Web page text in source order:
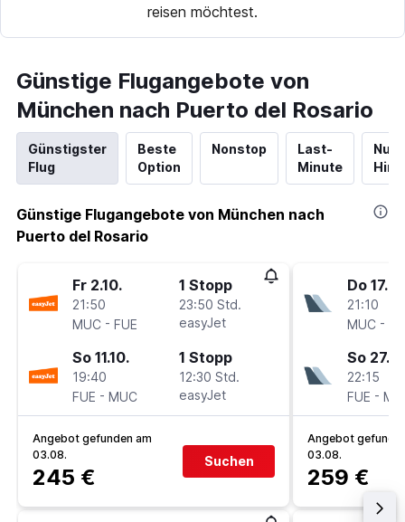
reisen möchtest.
Günstige Flugangebote von
München nach Puerto del Rosario
Günstigster
Flug
Beste
Option
Nonstop
Last-
Minute
Nur
Günstige Flugangebote von München nach
Puerto del Rosario
Fr 2.10.
21:50
MUC - FUE
1 Stopp
23:50 Std.
easyJet
So 11.10.
19:40
FUE - MUC
1 Stopp
12:30 Std.
easyJet
Angebot gefunden am
03.08.
245 €
Suchen
Do 17.9.
21:10
MUC -
So 27.9.
22:15
FUE -
Angebot
03.08.
259 €